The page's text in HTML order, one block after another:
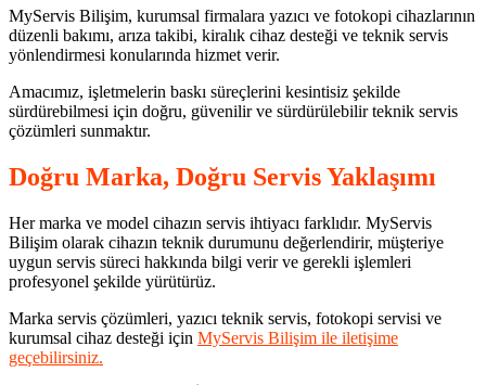
MyServis Bilişim, kurumsal firmalara yazıcı ve fotokopi cihazlarının
düzenli bakımı, arıza takibi, kiralık cihaz desteği ve teknik servis
yönlendirmesi konularında hizmet verir.
Amacımız, işletmelerin baskı süreçlerini kesintisiz şekilde
sürdürebilmesi için doğru, güvenilir ve sürdürülebilir teknik servis
çözümleri sunmaktır.
Doğru Marka, Doğru Servis Yaklaşımı
Her marka ve model cihazın servis ihtiyacı farklıdır. MyServis
Bilişim olarak cihazın teknik durumunu değerlendirir, müşteriye
uygun servis süreci hakkında bilgi verir ve gerekli işlemleri
profesyonel şekilde yürütürüz.
Marka servis çözümleri, yazıcı teknik servis, fotokopi servisi ve
kurumsal cihaz desteği için MyServis Bilişim ile iletişime
geçebilirsiniz.